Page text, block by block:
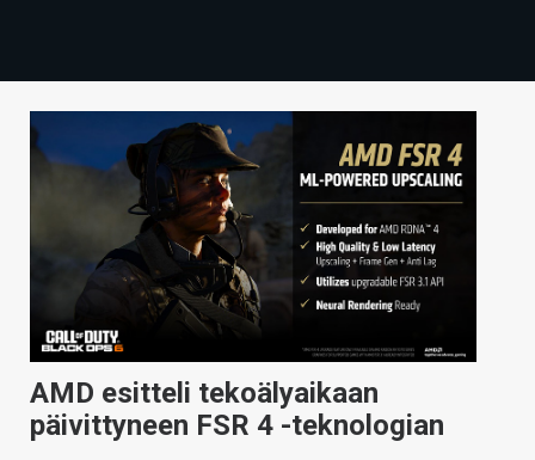
TECHBBS
TIETOA
VAIHDA TEEMA
HAKU
AMD esitteli tekoälyaikaan
päivittyneen FSR 4 -teknologian